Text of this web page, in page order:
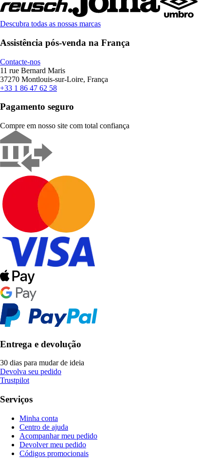
Descubra todas as nossas marcas
Assistência pós-venda na França
Contacte-nos
11 rue Bernard Maris
37270 Montlouis-sur-Loire, França
+33 1 86 47 62 58
Pagamento seguro
Compre em nosso site com total confiança
Entrega e devolução
30 dias para mudar de ideia
Devolva seu pedido
Trustpilot
Serviços
Minha conta
Centro de ajuda
Acompanhar meu pedido
Devolver meu pedido
Códigos promocionais